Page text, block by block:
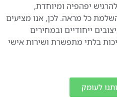
יפהפיה ומיוחדת,
כל מראה. לכן, אנו מציעים
ייחודיים ובמחירים
בלתי מתפשרת ושירות אישי
לעומק